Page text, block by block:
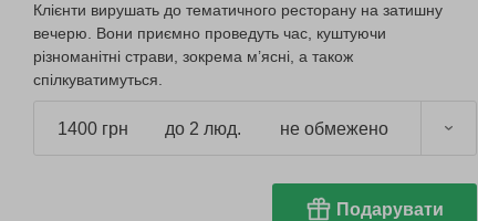
Клієнти вирушать до тематичного ресторану на затишну
вечерю. Вони приємно проведуть час, куштуючи
різноманітні страви, зокрема м’ясні, а також
спілкуватимуться.
1400 грн до 2 люд. не обмежено
Подарувати